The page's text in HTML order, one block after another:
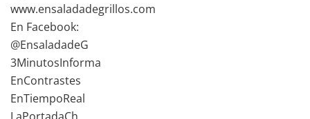
www.ensaladadegrillos.com
En Facebook:
@EnsaladadeG
3MinutosInforma
EnContrastes
EnTiempoReal